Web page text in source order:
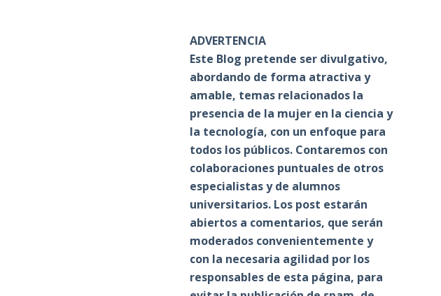
ADVERTENCIA
Este Blog pretende ser divulgativo,
abordando de forma atractiva y
amable, temas relacionados la
presencia de la mujer en la ciencia y
la tecnología, con un enfoque para
todos los públicos. Contaremos con
colaboraciones puntuales de otros
especialistas y de alumnos
universitarios. Los post estarán
abiertos a comentarios, que serán
moderados convenientemente y
con la necesaria agilidad por los
responsables de esta página, para